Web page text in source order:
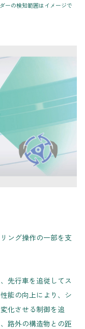
の検知範囲はイメージで
ング操作の一部を支
先行車を追従してス
能の向上により、シ
化させる制御を追
路外の構造物との距